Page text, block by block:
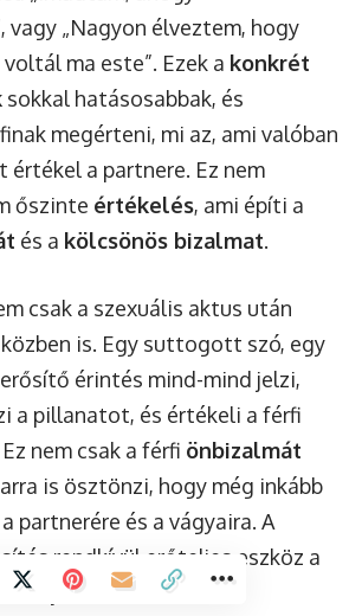
„Nagyon élveztem, hogy
ma este”. Ezek a konkrét
sokkal hatásosabbak, és
megérteni, mi az, ami valóban
értékel a partnere. Ez nem
őszinte értékelés, ami építi a
és a kölcsönös bizalmat.
csak a szexuális aktus után
is. Egy suttogott szó, egy
érintés mind-mind jelzi,
a pillanatot, és értékeli a férfi
nem csak a férfi önbizalmát
is ösztönzi, hogy még inkább
partnerére és a vágyaira. A
rendkívül erőteljes eszköz a
javításában és